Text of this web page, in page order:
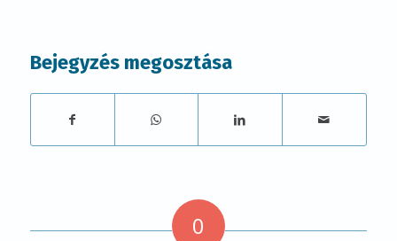
Bejegyzés megosztása
0